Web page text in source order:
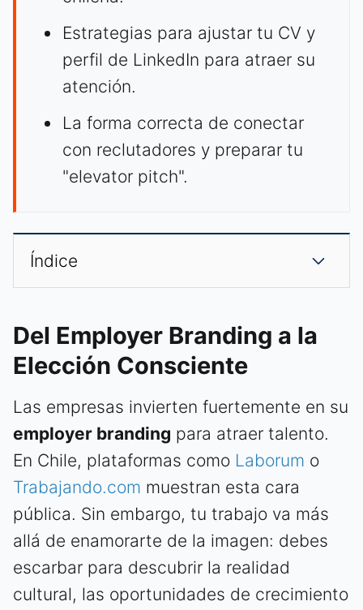
Estrategias para ajustar tu CV y
perfil de LinkedIn para atraer su
atención.
La forma correcta de conectar
con reclutadores y preparar tu
"elevator pitch".
Índice
Del Employer Branding a la
Elección Consciente
Las empresas invierten fuertemente en su
employer branding para atraer talento.
En Chile, plataformas como Laborum o
Trabajando.com muestran esta cara
pública. Sin embargo, tu trabajo va más
allá de enamorarte de la imagen: debes
escarbar para descubrir la realidad
cultural, las oportunidades de crecimiento